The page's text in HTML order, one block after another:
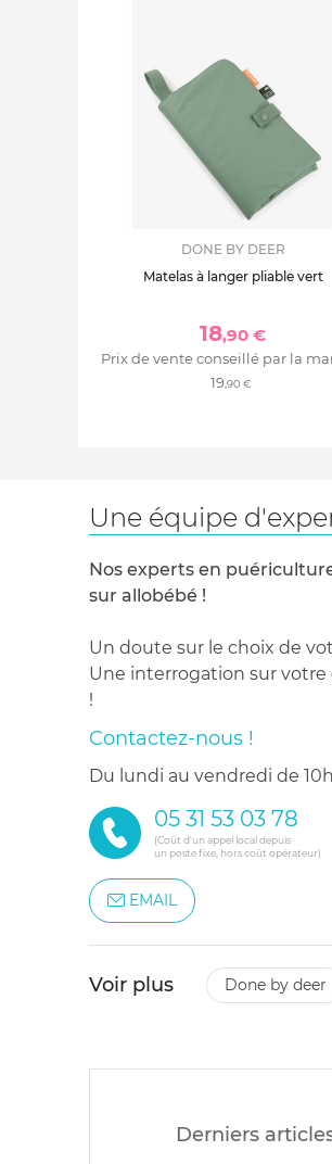
DONE BY DEER
Matelas à langer pliable vert
18,90 €
Prix de vente conseillé par la
19,90 €
Une équipe
Nos experts en
sur allobébé !
Un doute sur le choix de
Une interrogation sur votre
!
Contactez-nous !
du lundi au vendredi de
05 31 53 03 78
(Coût d'un appel local depuis
un poste fixe, hors coût opérateur)
EMAIL
Voir plus done by deer
Derniers